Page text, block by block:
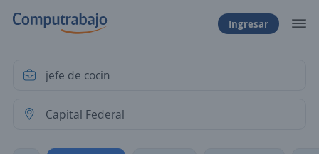
Ingresar